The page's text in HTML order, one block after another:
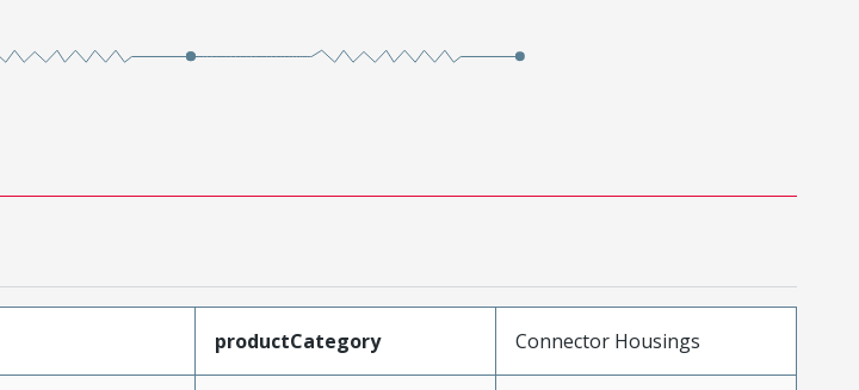
productCategory Connector Housings